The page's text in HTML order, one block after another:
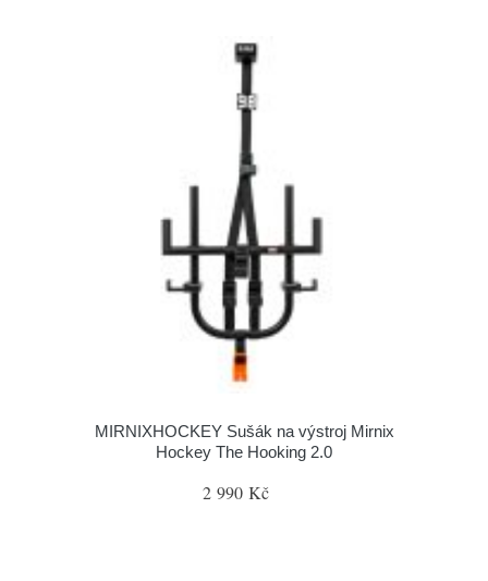
MIRNIXHOCKEY Sušák na výstroj Mirnix
Hockey The Hooking 2.0
2 990 Kč